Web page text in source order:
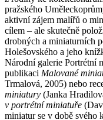
pražského
aktivní zájem malířů o
cílem – ale skutečně
drobných a miniaturních
Holešovského a jeho
Národní galerie Portrétní
publikaci Malované
Trmalová, 2005) nebo
miniatury (Janka
v portrétní miniatuře
miniatur se v době svého